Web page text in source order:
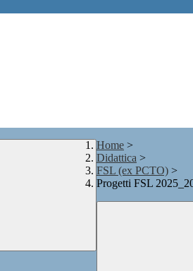
Home >
Didattica >
FSL (ex PCTO) >
Progetti FSL